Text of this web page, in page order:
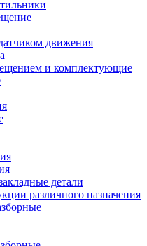
движения
и комплектующие
детали
различного назначения